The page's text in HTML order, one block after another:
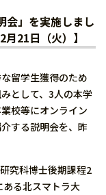
会」を実施しまし
21日（火）】
留学生獲得のため
として、3人の本学
校等にオンライン
する説明会を、昨
究科博士後期課程2
る北スマトラ大